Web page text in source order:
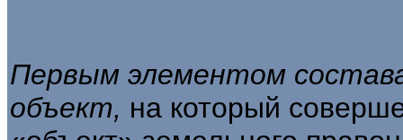
Первым элементом
объект, на который